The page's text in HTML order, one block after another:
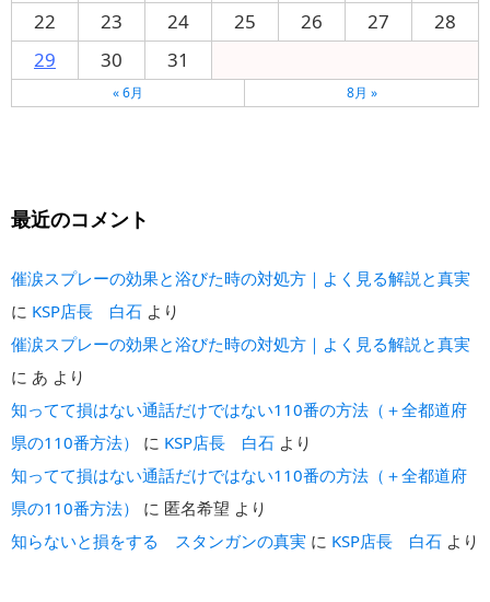
22
23 24 25 26 27
28
29
30 31
« 6月 8月 »
最近のコメント
催涙スプレーの効果と浴びた時の対処方｜よく見る解説と真実
に KSP店長 白石 より
催涙スプレーの効果と浴びた時の対処方｜よく見る解説と真実
に あ より
知ってて損はない通話だけではない110番の方法（＋全都道府
県の110番方法）
に KSP店長 白石 より
知ってて損はない通話だけではない110番の方法（＋全都道府
県の110番方法）
に 匿名希望 より
知らないと損をする スタンガンの真実 に KSP店長 白石 より